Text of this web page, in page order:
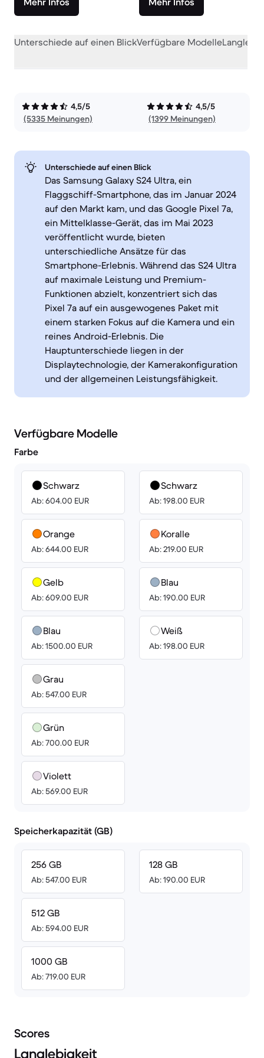
Unterschiede auf einen BlickVerfügbare Modelle
4,5/5
(5335 Meinungen)
4,5/5
(1399 Meinungen)
Unterschiede auf einen Blick
Das Samsung Galaxy S24 Ultra, ein
Flaggschiff-Smartphone, das im Januar 2024
auf den Markt kam, und das Google Pixel 7a,
ein Mittelklasse-Gerät, das im Mai 2023
veröffentlicht wurde, bieten
unterschiedliche Ansätze für das
Smartphone-Erlebnis. Während das S24 Ultra
auf maximale Leistung und Premium-
Funktionen abzielt, konzentriert sich das
Pixel 7a auf ein ausgewogenes Paket mit
einem starken Fokus auf die Kamera und ein
reines Android-Erlebnis. Die
Hauptunterschiede liegen in der
Displaytechnologie, der Kamerakonfiguration
und der allgemeinen Leistungsfähigkeit.
Verfügbare Modelle
Farbe
Schwarz
Ab: 604.00 EUR
Orange
Ab: 644.00 EUR
Gelb
Ab: 609.00 EUR
Blau
Ab: 1500.00 EUR
Grau
Ab: 547.00 EUR
Grün
Ab: 700.00 EUR
Violett
Ab: 569.00 EUR
Schwarz
Ab: 198.00 EUR
Koralle
Ab: 219.00 EUR
Blau
Ab: 190.00 EUR
Weiß
Ab: 198.00 EUR
Speicherkapazität (GB)
256 GB
Ab: 547.00 EUR
512 GB
Ab: 594.00 EUR
1000 GB
Ab: 719.00 EUR
128 GB
Ab: 190.00 EUR
Scores
Langlebigkeit